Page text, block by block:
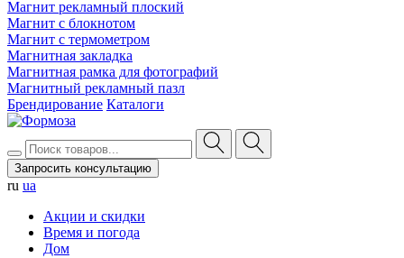
Магнит рекламный плоский
Магнит с блокнотом
Магнит с термометром
Магнитная закладка
Магнитная рамка для фотографий
Магнитный рекламный пазл
Брендирование Каталоги
Запросить консультацию
ru ua
Акции и скидки
Время и погода
Дом